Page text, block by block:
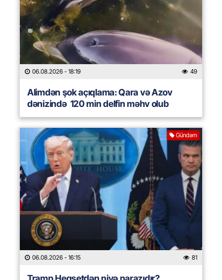
06.08.2026 - 18:19 49
Alimdən şok açıqlama: Qara və Azov
dənizində 120 min delfin məhv olub
Gündəm
06.08.2026 - 16:15 81